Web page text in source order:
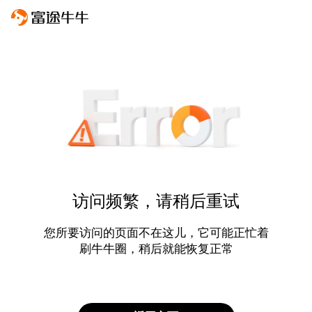
访问频繁，请稍后重试
您所要访问的页面不在这儿，它可能正忙着
刷牛牛圈，稍后就能恢复正常